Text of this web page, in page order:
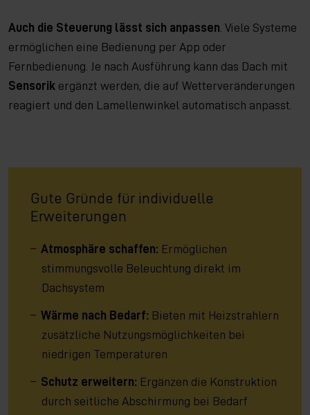
Auch die Steuerung lässt sich anpassen . Viele Systeme
ermöglichen eine Bedienung per App oder
Fernbedienung. Je nach Ausführung kann das Dach mit
Sensorik ergänzt werden, die auf Wetterveränderungen
reagiert und den Lamellenwinkel automatisch anpasst.
Gute Gründe für individuelle
Erweiterungen
Atmosphäre schaffen: Ermöglichen
stimmungsvolle Beleuchtung direkt im
Dachsystem
Wärme nach Bedarf: Bieten mit Heizstrahlern
zusätzliche Nutzungsmöglichkeiten bei
niedrigen Temperaturen
Schutz erweitern: Ergänzen die Konstruktion
durch seitliche Abschirmung bei Bedarf